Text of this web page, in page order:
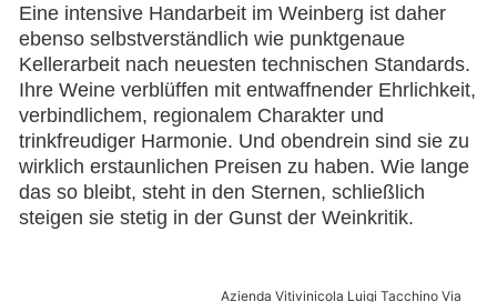
Eine intensive Handarbeit im Weinberg ist daher
ebenso selbstverständlich wie punktgenaue
Kellerarbeit nach neuesten technischen Standards.
Ihre Weine verblüffen mit entwaffnender Ehrlichkeit,
verbindlichem, regionalem Charakter und
trinkfreudiger Harmonie. Und obendrein sind sie zu
wirklich erstaunlichen Preisen zu haben. Wie lange
das so bleibt, steht in den Sternen, schließlich
steigen sie stetig in der Gunst der Weinkritik.
Azienda Vitivinicola Luigi Tacchino Via